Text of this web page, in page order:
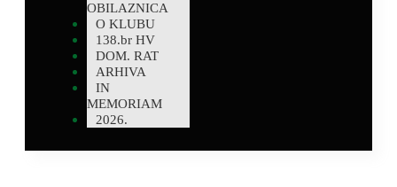
OBILAZNICA
O KLUBU
138.br HV
DOM. RAT
ARHIVA
IN
MEMORIAM
2026.